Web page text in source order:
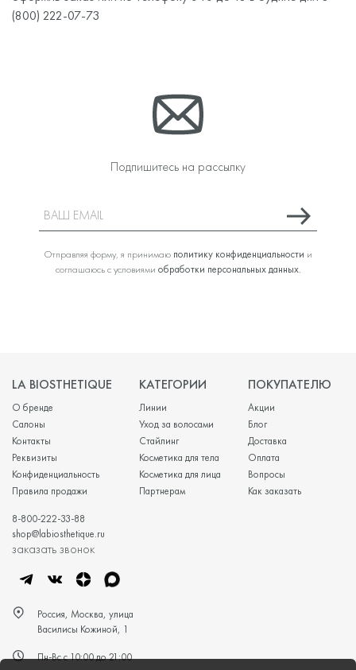
(800) 222-07-73
Подпишитесь на рассылку
Отправляя форму, я принимаю политику конфиденциальности и
соглашаюсь с условиями обработки персональных данных.
LA BIOSTHETIQUE
О бренде
Салоны
Контакты
Реквизиты
Конфиденциальность
Правила продажи
КАТЕГОРИИ
Линии
Уход за волосами
Стайлинг
Косметика для тела
Косметика для лица
Партнерам
ПОКУПАТЕЛЮ
Акции
Блог
Доставка
Оплата
Вопросы
Как заказать
8-800-222-33-88
shop@labiosthetique.ru
заказать звонок
Россия, Москва, улица
Василисы Кожиной, 1
Пн-Вс с 10:00 до 21:00